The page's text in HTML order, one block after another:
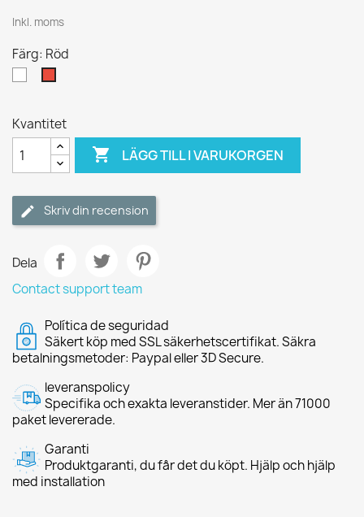
Inkl. moms
Färg: Röd
Kvantitet
 LÄGG TILL I VARUKORGEN
Skriv din recension
Dela
Contact support team
Política de seguridad
Säkert köp med SSL säkerhetscertifikat. Säkra
betalningsmetoder: Paypal eller 3D Secure.
leveranspolicy
Specifika och exakta leveranstider. Mer än 71000
paket levererade.
Garanti
Produktgaranti, du får det du köpt. Hjälp och hjälp
med installation